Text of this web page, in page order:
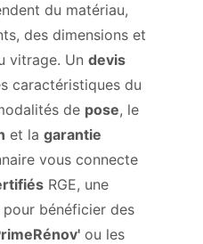
du matériau,
des dimensions et
vitrage. Un devis
caractéristiques du
de pose, le
et la garantie
vous connecte
RGE, une
bénéficier des
ou les